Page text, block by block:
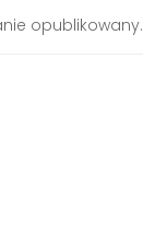
opublikowany.